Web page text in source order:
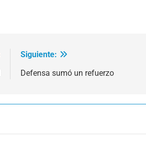
Siguiente:
Defensa sumó un refuerzo